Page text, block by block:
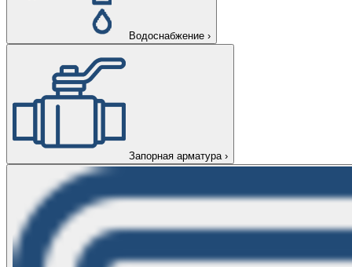
Водоснабжение ›
Запорная арматура ›